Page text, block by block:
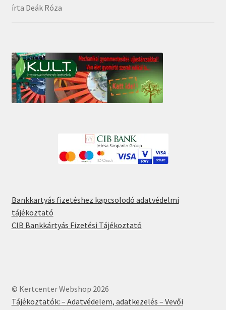
Értékelés: 5/
írta Deák Róza
Bankkartyás fizetéshez kapcsolodó adatvédelmi
tájékoztató
CIB Bankkártyás Fizetési Tájékoztató
© Kertcenter Webshop 2026
Tájékoztatók: – Adatvédelem, adatkezelés – Vevői